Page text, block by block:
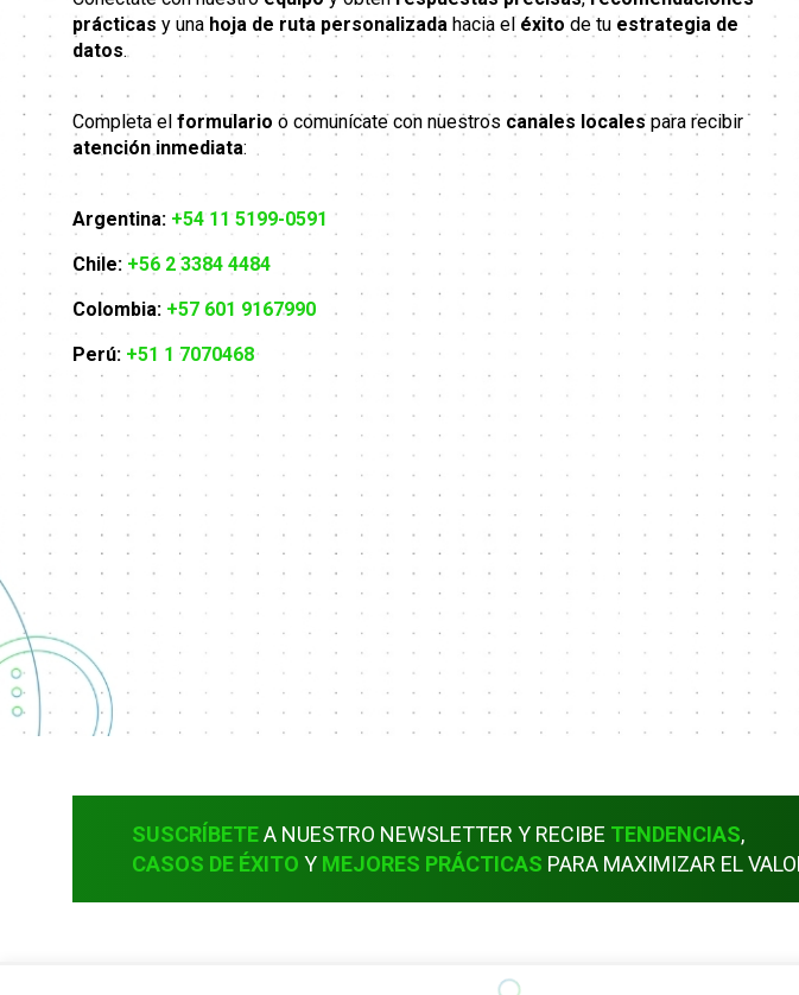
prácticas y una hoja de ruta personalizadahacia el éxitode tu estrategia de
datos.
Completa el formulario o comunícate con nuestros canales localespara recibir
atención inmediata:
Argentina: +54 11 5199-0591
Chile: +56 2 3384 4484
Colombia: +57 601 9167990
Perú: +51 1 7070468
SUSCRÍBETEA NUESTRO NEWSLETTER Y RECIBE TENDENCIAS,
CASOS DE ÉXITO Y MEJORES PRÁCTICAS PARA MAXIMIZAR EL